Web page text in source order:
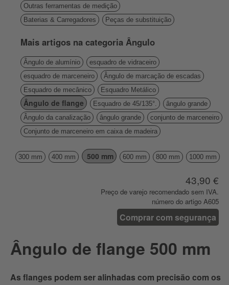
Outras ferramentas de medição
Baterias & Carregadores
Peças de substituição
Mais artigos na categoria Ângulo
Ângulo de alumínio
esquadro de vidraceiro
esquadro de marceneiro
Ângulo de marcação de escadas
Esquadro de mecânico
Esquadro Metálico
Ângulo de flange Esquadro de 45/135°.
ângulo grande
Ângulo da canalização
ângulo grande
conjunto de marceneiro
Conjunto de marceneiro em caixa de madeira
300 mm 400 mm 500 mm 600 mm 800 mm 1000 mm
43,90 €
Preço de varejo recomendado sem IVA.
número do artigo A605
Comprar com segurança
Ângulo de flange 500 mm
As flanges podem ser alinhadas com precisão com os